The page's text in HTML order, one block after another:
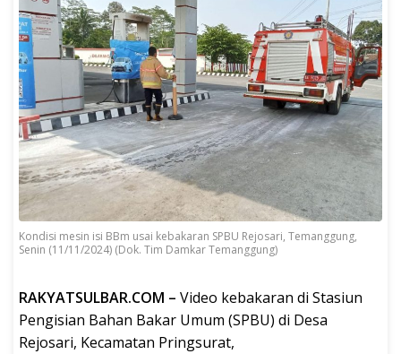
Kondisi mesin isi BBm usai kebakaran SPBU Rejosari, Temanggung,
Senin (11/11/2024) (Dok. Tim Damkar Temanggung)
RAKYATSULBAR.COM – Video kebakaran di Stasiun
Pengisian Bahan Bakar Umum (SPBU) di Desa
Rejosari, Kecamatan Pringsurat,